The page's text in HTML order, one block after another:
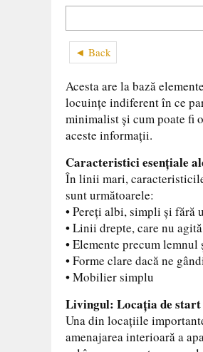
◄ Back
Acesta are la bază
locuințe indiferent în ce
minimalist și cum poate fi
aceste informații.
Caracteristici esențiale
În linii mari,
sunt următoarele:
• Pereți albi, simpli și fără
• Linii drepte, care nu
• Elemente precum
• Forme clare dacă ne
• Mobilier simplu
Livingul: Locația de
Una din locațiile
amenajarea interioară a